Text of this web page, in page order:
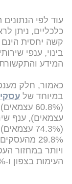
עוד לפי
כלכליים, ניתן
קשה יחסית הינם
בינוי, ענפי
המידע
כאמור, חלק
במיוחד של
עצמאים), ענף
העימות בצפון ו-38.4% בעוטף עזה.